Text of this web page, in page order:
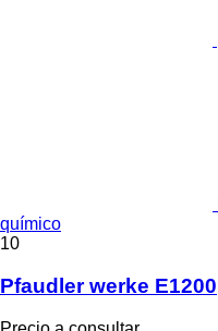
químico
10
Pfaudler werke E1200